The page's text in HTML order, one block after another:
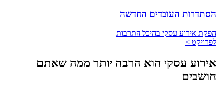
הסתדרות העובדים החדשה
הפקת אירוע עסקי בהיכל התרבות
לפרויקט >
אירוע עסקי הוא הרבה יותר ממה שאתם
חושבים